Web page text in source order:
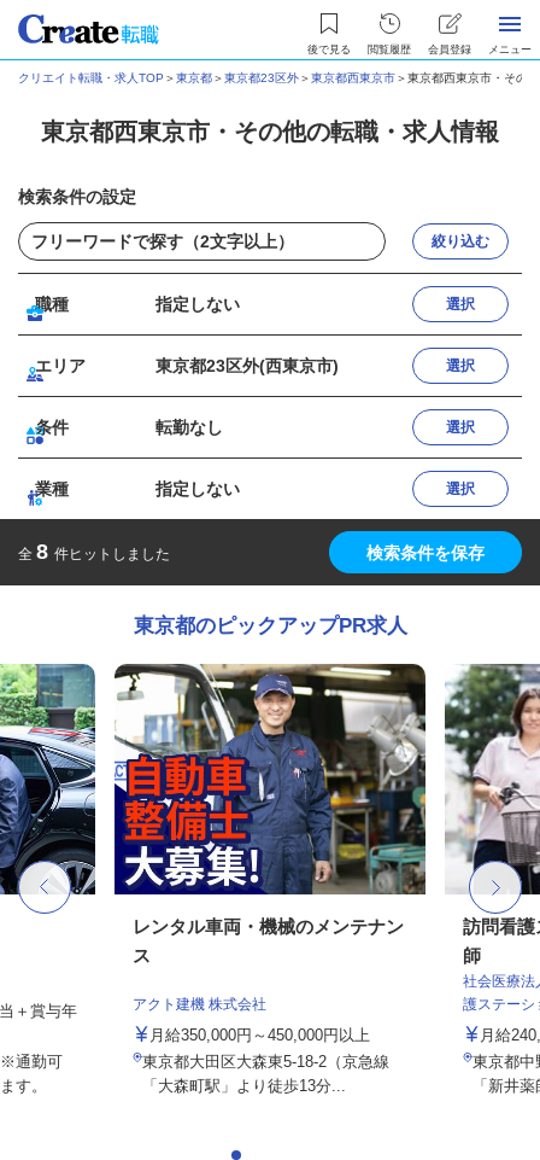
後で見る 閲覧履歴 会員登録 メニュー
クリエイト転職・求人TOP ＞東京都＞東京都23区外＞東京都西東京市＞東京都西東京市・その
東京都西東京市・その他の転職・求人情報
検索条件の設定
絞り込む
職種 指定しない 選択
エリア 東京都23区外(西東京市) 選択
条件 転勤なし 選択
業種 指定しない 選択
全 8 件ヒットしました 検索条件を保存
東京都のピックアップPR求人
＋賞与年
通勤可
す。
レンタル車両・機械のメンテナン
ス
アクト建機 株式会社
月給350,000円～450,000円以上
東京都大田区大森東5-18-2（京急線
「大森町駅」より徒歩13分...
訪問看護
師
社会医療
護ステーシ
月給
東京都中
「新井